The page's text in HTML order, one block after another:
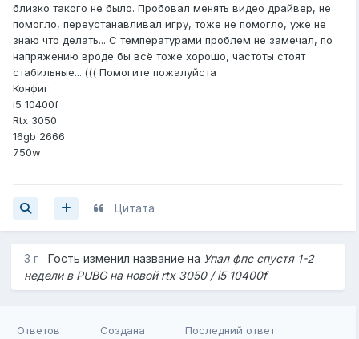
близко такого не было. Пробовал менять видео драйвер, не
помогло, переустанавливал игру, тоже не помогло, уже не
знаю что делать... С температурами проблем не замечал, по
напряжению вроде бы всё тоже хорошо, частоты стоят
стабильные....((( Помогите пожалуйста
Конфиг:
i5 10400f
Rtx 3050
16gb 2666
750w
Цитата
3 г Гость изменил название на Упал фпс спустя 1-2
недели в PUBG на новой rtx 3050 / i5 10400f
Ответов Создана Последний ответ